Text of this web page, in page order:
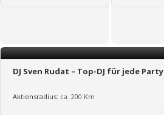
DJ Sven Rudat – Top-DJ für jede Party
Aktionsradius: ca. 200 Km